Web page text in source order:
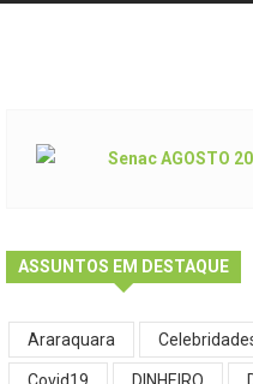
ASSUNTOS EM DESTAQUE
Araraquara